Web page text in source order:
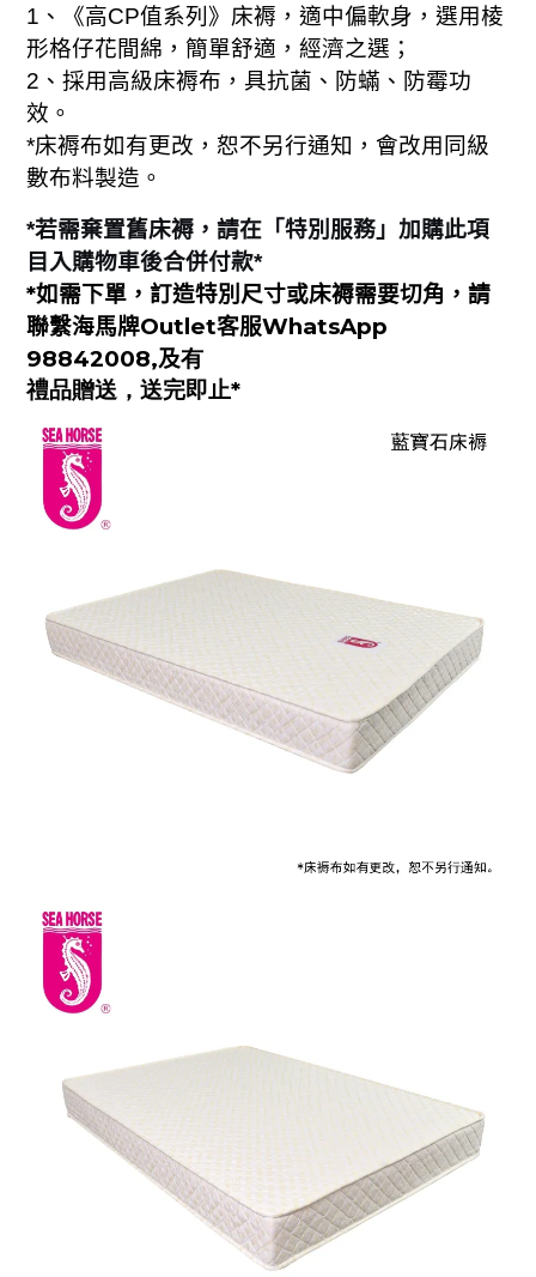
1 、《高CP值系列》床褥，適中偏軟身，選用棱
形格仔花間綿，簡單舒適，經濟之選；
2 、採用高級床褥布，具抗菌、防蟎、防霉功
效。
*床褥布如有更改，恕不另行通知，會改用同級
數布料製造 。
*若需棄置舊床褥，請在「特別服務」加購此項
目入購物車後合併付款*
*如需下單， 訂造特別尺寸或床褥需要切角， 請
聯繫海馬牌Outlet客服WhatsApp
98842008,及有
禮品贈送，送完即止*